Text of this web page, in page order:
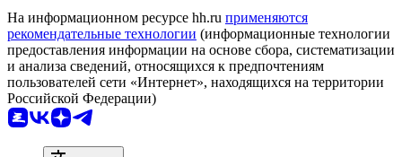
На информационном ресурсе hh.ru применяются
рекомендательные технологии (информационные технологии
предоставления информации на основе сбора, систематизации
и анализа сведений, относящихся к предпочтениям
пользователей сети «Интернет», находящихся на территории
Российской Федерации)